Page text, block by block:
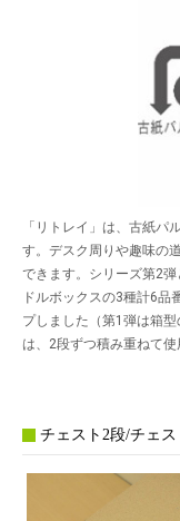
「リトレイ」は、古紙
す。デスク周りや趣味の
できます。シリーズ第2
ドルボックスの3種計6品
プしました（第1弾は箱
は、2段ずつ積み重ねて使
チェスト2段/チェ